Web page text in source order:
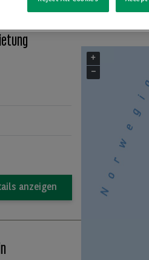
anzeigen
+
−